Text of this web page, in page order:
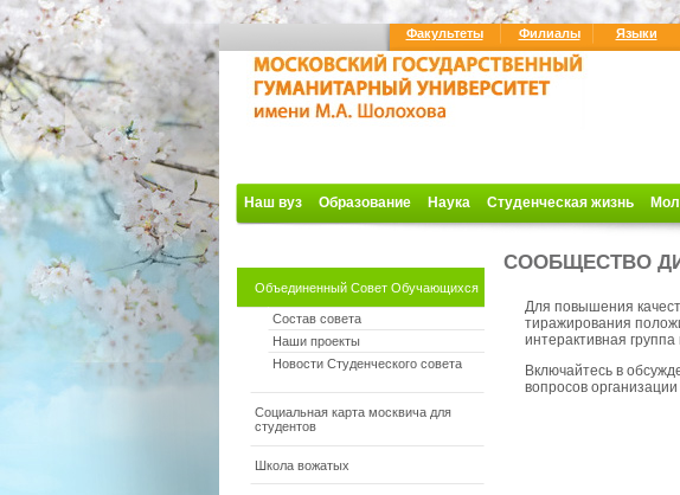
Факультеты Филиалы Языки
Наш вуз Образование Наука Студенческая жизнь
Объединенный Совет Обучающихся
Состав совета
Наши проекты
Новости Студенческого совета
Социальная карта москвича для
студентов
Школа вожатых
СООБЩЕСТВО
Для повышения
тиражирования
интерактивная группа
Включайтесь в
вопросов